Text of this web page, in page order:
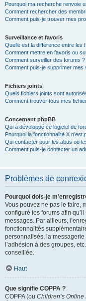
Pourquoi ma recherche renvoie
Comment rechercher des
Comment puis-je trouver mes
Surveillance et favoris
Quelle est la différence entre les
Comment mettre en favoris ou
Comment surveiller des forums ?
Comment puis-je supprimer mes
Fichiers joints
Quels fichiers joints sont
Comment trouver tous mes
Concernant phpBB
Qui a développé ce logiciel de
Pourquoi la fonctionnalité X n’est
Qui contacter pour les abus ou
Comment puis-je contacter un
Problèmes de
Pourquoi dois-je
Vous pouvez ne pas le faire,
configuré les forums afin
messages. Par ailleurs,
fonctionnalités
personnalisés, la
l’adhésion à des groupes,
conseillée.
Haut
Que signifie COPPA ?
COPPA (ou Children’s